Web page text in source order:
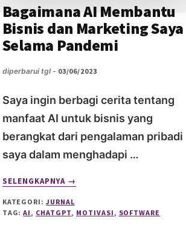
Bagaimana AI Membantu
Bisnis dan Marketing Saya
Selama Pandemi
diperbarui tgl - 03/06/2023
Saya ingin berbagi cerita tentang
manfaat AI untuk bisnis yang
berangkat dari pengalaman pribadi
saya dalam menghadapi …
SELENGKAPNYA
BAGAIMANA
AI
MEMBANTU
→
KATEGORI:JURNAL
TAG:AI , CHATGPT, MOTIVASI , SOFTWARE